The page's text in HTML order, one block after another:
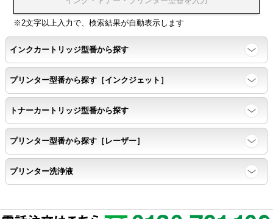
印刷耐久性
ページ印刷可能枚数・連続印刷時の安定性・経時変化の影響の確
認
寿命レポート
ページ収量、1,000ページあたりのパウダー消費量、転写率、
SAD値を計測
落下試験
※2文字以上入力で、検索結果が自動表示します
インクカートリッジ型番から探す
プリンター型番から探す［インクジェット］
トナーカートリッジ型番から探す
プリンター型番から探す［レーザー］
プリンター洗浄液